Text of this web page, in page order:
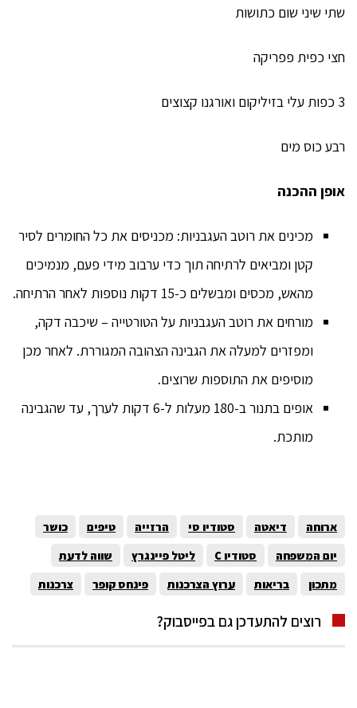
שתי שיני שום כתושות
חצי כפית פפריקה
3 כפות עלי בזיליקום ואורגנו קצוצים
רבע כוס מים
אופן ההכנה
מכינים את רוטב העגבניות: מכניסים את כל החומרים לסיר
קטן ומביאים לרתיחה תוך כדי ערבוב מידי פעם, מנמיכים
מהאש, מכסים ומבשלים כ-15 דקות נוספות לאחר הרתיחה.
מורחים את רוטב העגבניות על הטורטייה – שיכבה דקה,
ומפזרים למעלה את הגבינה הצהובה המגוררת. לאחר מכן
מוסיפים את התוספות שרוצים.
אופים בתנור ב-180 מעלות ל-6 דקות לערך, עד שהגבינה
מותכת.
ארוחה דיאטה סטודיו סי הרזייה טיפים
כושר
יום המשפחה
סטודיו C ליטל פיינגרץ
שווה לדעת
מתכון
בריאות ערוץ הצרכנות פינחס קופר צרכנות
רוצים להתעדכן גם בפייסבוק?